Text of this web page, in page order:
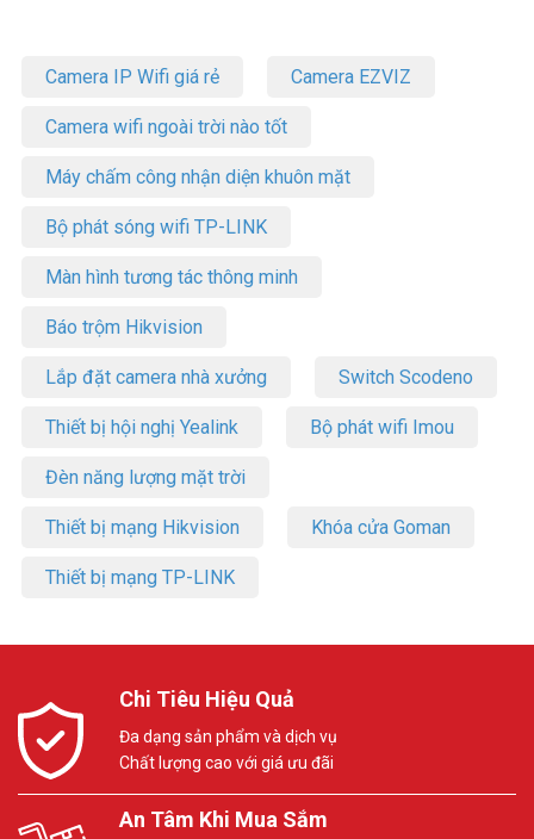
Camera IP Wifi giá rẻ Camera EZVIZ
Camera wifi ngoài trời nào tốt
Máy chấm công nhận diện khuôn mặt
Bộ phát sóng wifi TP-LINK
Màn hình tương tác thông minh
Báo trộm Hikvision
Lắp đặt camera nhà xưởng Switch Scodeno
Thiết bị hội nghị Yealink Bộ phát wifi Imou
Đèn năng lượng mặt trời
Thiết bị mạng Hikvision Khóa cửa Goman
Thiết bị mạng TP-LINK
Chi Tiêu Hiệu Quả
Đa dạng sản phẩm và dịch vụ
Chất lượng cao với giá ưu đãi
An Tâm Khi Mua Sắm